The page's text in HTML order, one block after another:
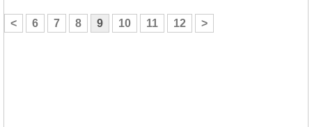
< 6 7 8 9 10 11 12 >